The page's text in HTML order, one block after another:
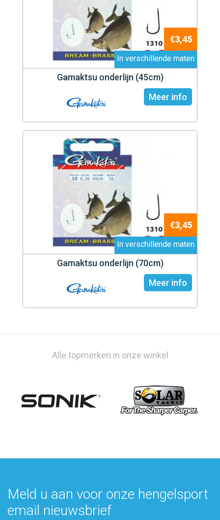
In verschillende maten
€3,45
Gamaktsu onderlijn (45cm)
Meer info
In verschillende maten
€3,45
Gamaktsu onderlijn (70cm)
Meer info
Alle topmerken in onze winkel
Meld u aan voor onze hengelsport
email nieuwsbrief